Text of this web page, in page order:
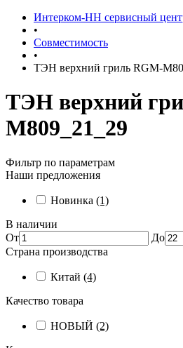
Интерком-НН сервисный
•
Совместимость
•
ТЭН верхний гриль RGM-
ТЭН верхний
M809_21_29
Фильтр по параметрам
Наши предложения
Новинка (1)
В наличии
От
До
Страна производства
Китай (4)
Качество товара
НОВЫЙ (2)